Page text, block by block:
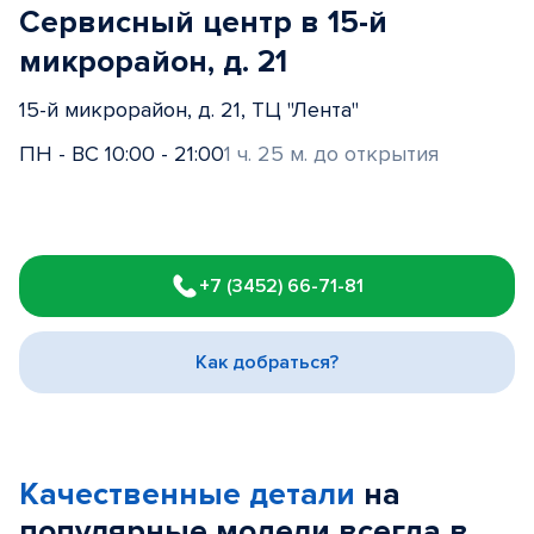
Сервисный центр в 15-й
микрорайон, д. 21
15-й микрорайон, д. 21, ТЦ "Лента"
ПН - ВС 10:00 - 21:001 ч. 25 м. до открытия
1
of
3
+7 (3452) 66-71-81
Как добраться?
Качественные детали на